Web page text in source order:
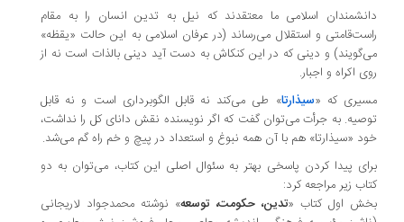
اسلامی ما معتقدند که نیل به تدین انسان را به مقام
و استقلال می‌رساند (در عرفان اسلامی به این حالت «یقظه»
و دینی که در این کنکاش به دست آید دینی بالذات است نه از
اکراه و اجبار.
که «سیذارتا» طی می‌کند نه قابل الگوبرداری است و نه قابل
به جرأت می‌توان گفت که اگر نویسنده نقش دانای کل را نداشت،
«سیذارتا» هم با آن همه نبوغ و استعداد در پیچ و خم راه گم می‌شد.
پیدا کردن پاسخی بهتر به سئوال اصلی این کتاب، می‌توان به دو
زیر مراجعه کرد:
اول کتاب «تدین، حکومت، توسعه » نوشته محمدجواد لاریجانی